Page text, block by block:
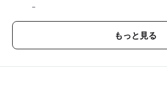
-
もっと見る